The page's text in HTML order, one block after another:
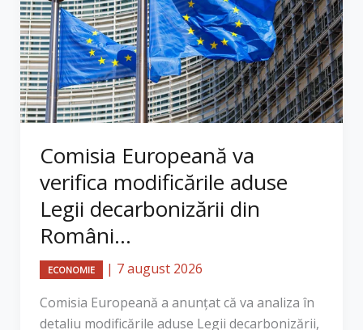
Comisia Europeană va
verifica modificările aduse
Legii decarbonizării din
Români...
ECONOMIE | 7 august 2026
Comisia Europeană a anunțat că va analiza în
detaliu modificările aduse Legii decarbonizării,